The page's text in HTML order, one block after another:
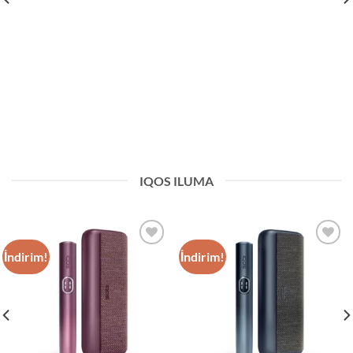
IQOS ILUMA
İndirim! İndirim!